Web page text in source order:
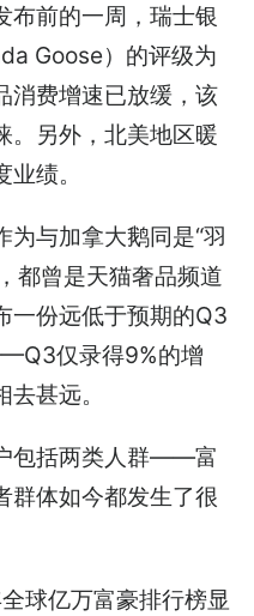
布前的一周，瑞士银
Goose）的评级为
消费增速已放缓，该
。另外，北美地区暖
绩。
与加拿大鹅同是“羽
都曾是天猫奢品频道
一份远低于预期的Q3
仅录得9%的增
甚远。
包括两类人群——富
群体如今都发生了很
球亿万富豪排行榜显